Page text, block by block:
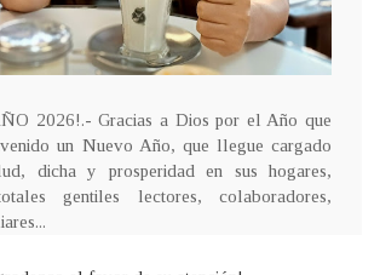
2026!.- Gracias a Dios por el Año que
un Nuevo Año, que llegue cargado
dicha y prosperidad en sus hogares,
gentiles lectores, colaboradores,